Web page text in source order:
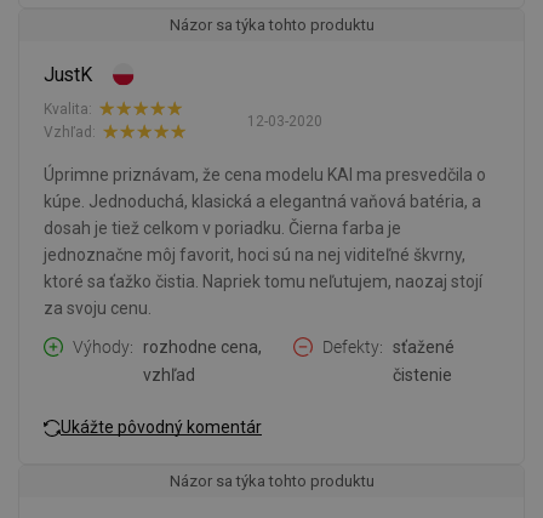
Názor sa týka tohto produktu
JustK
12-03-2020
Kvalita:
Vzhľad:
Úprimne priznávam, že cena modelu KAI ma presvedčila o
kúpe. Jednoduchá, klasická a elegantná vaňová batéria, a
dosah je tiež celkom v poriadku. Čierna farba je
jednoznačne môj favorit, hoci sú na nej viditeľné škvrny,
ktoré sa ťažko čistia. Napriek tomu neľutujem, naozaj stojí
za svoju cenu.
Výhody
rozhodne cena,
vzhľad
Defekty
sťažené
čistenie
Ukážte pôvodný komentár
Názor sa týka tohto produktu